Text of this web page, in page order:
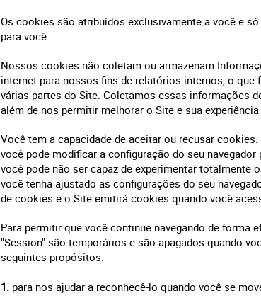
Os cookies são atribuídos exclusivamente a você e
para você.
Nossos cookies não coletam ou armazenam
internet para nossos fins de relatórios internos, o
várias partes do Site. Coletamos essas informações
além de nos permitir melhorar o Site e sua
Você tem a capacidade de aceitar ou recusar
você pode modificar a configuração do seu
você pode não ser capaz de experimentar
você tenha ajustado as configurações do seu
de cookies e o Site emitirá cookies quando você
Para permitir que você continue navegando de forma
"Session" são temporários e são apagados quando
seguintes propósitos:
para nos ajudar a reconhecê-lo quando você se